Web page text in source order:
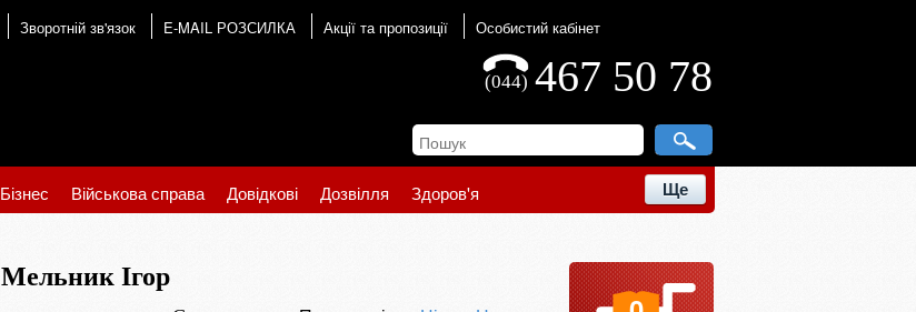
Зворотній зв'язок E-MAIL РОЗСИЛКА Акції та пропозиції Особистий кабінет
467 50 78
(044)
Бізнес Військова справа Довідкові Дозвілля Здоров'я Ще
Мельник Ігор